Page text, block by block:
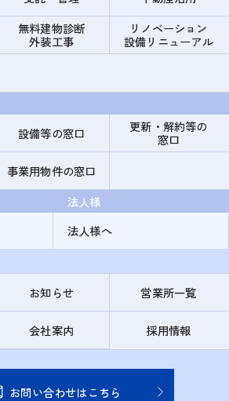
無料建物診断
外装工事
リノベーション
設備リニューアル
設備等の窓口
更新・解約等の
窓口
事業用物件の窓口
法人様
法人様へ
お知らせ 営業所一覧
会社案内 採用情報
お問い合わせはこちら